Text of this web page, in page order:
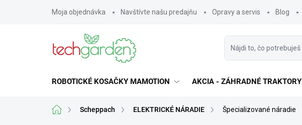
Moja objednávka Navštívte našu predajňu Opravy a servis Blog
ROBOTICKÉ KOSAČKY MAMOTION AKCIA - ZÁHRADNÉ TRAKTORY
DomovScheppach ELEKTRICKÉ NÁRADIE Špecializované náradie